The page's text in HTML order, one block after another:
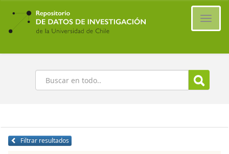
Ir
contenido
principal
Buscar
Filtrar resultados